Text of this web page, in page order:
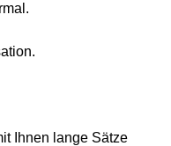
Ihnen lange Sätze